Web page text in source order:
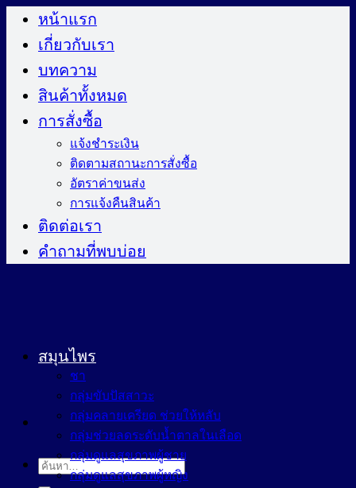
ไป
หน้าแรก
เกี่ยวกับเรา
บทความ
สินค้าทั้งหมด
การสั่งซื้อ
แจ้งชำระเงิน
ติดตามสถานะการสั่งซื้อ
อัตราค่าขนส่ง
การแจ้งคืนสินค้า
ติดต่อเรา
คำถามที่พบบ่อย
ค้นหา:
สมุนไพร
ชา
กลุ่มขับปัสสาวะ
กลุ่มคลายเครียด ช่วยให้หลับ
กลุ่มช่วยลดระดับน้ำตาลในเลือด
กลุ่มดูแลสุขภาพผู้ชาย
กลุ่มดูแลสุขภาพผู้หญิง